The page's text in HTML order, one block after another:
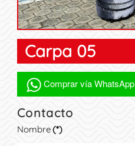
Carpa 05
Comprar vía WhatsApp
Contacto
Nombre(*)